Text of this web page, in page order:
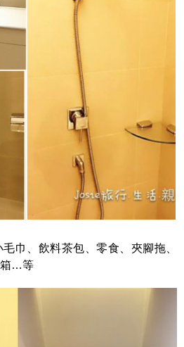
巾、飲料茶包、零食、夾腳拖、
箱…等